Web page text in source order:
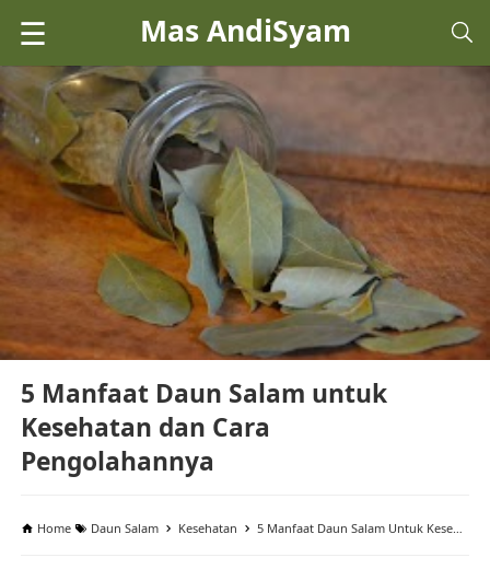
☰ Mas AndiSyam
5 Manfaat Daun Salam untuk
Kesehatan dan Cara
Pengolahannya
Home Daun Salam Kesehatan 5 Manfaat Daun Salam Untuk Kesehatan Dan Cara Pengolahannya